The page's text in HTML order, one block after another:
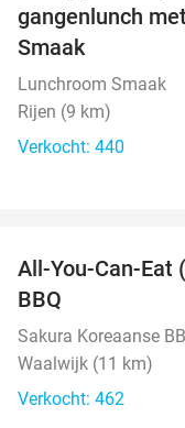
gangenlunch
Smaak
Lunchroom Smaak
Rijen (9 km)
Verkocht: 440
All-You-Can-Eat
BBQ
Sakura Koreaanse
Waalwijk (11 km)
Verkocht: 462